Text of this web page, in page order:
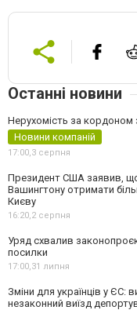
Останні новини
Нерухомість за кордоном
Новини компаній
17:00,3 серпня
Президент США заявив, що
Вашингтону отримати
Києву
16:20,2 серпня
Уряд схвалив
посилки
17:00,31 липня
Зміни для українців у ЄС:
незаконний виїзд